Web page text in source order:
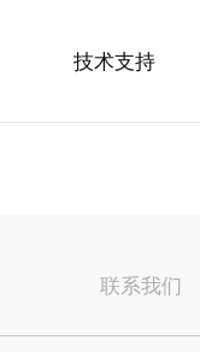
技术支持
联系我们